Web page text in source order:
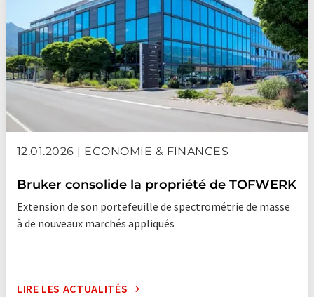
12.01.2026 | ECONOMIE & FINANCES
Bruker consolide la propriété de TOFWERK
Extension de son portefeuille de spectrométrie de masse
à de nouveaux marchés appliqués
LIRE LES ACTUALITÉS